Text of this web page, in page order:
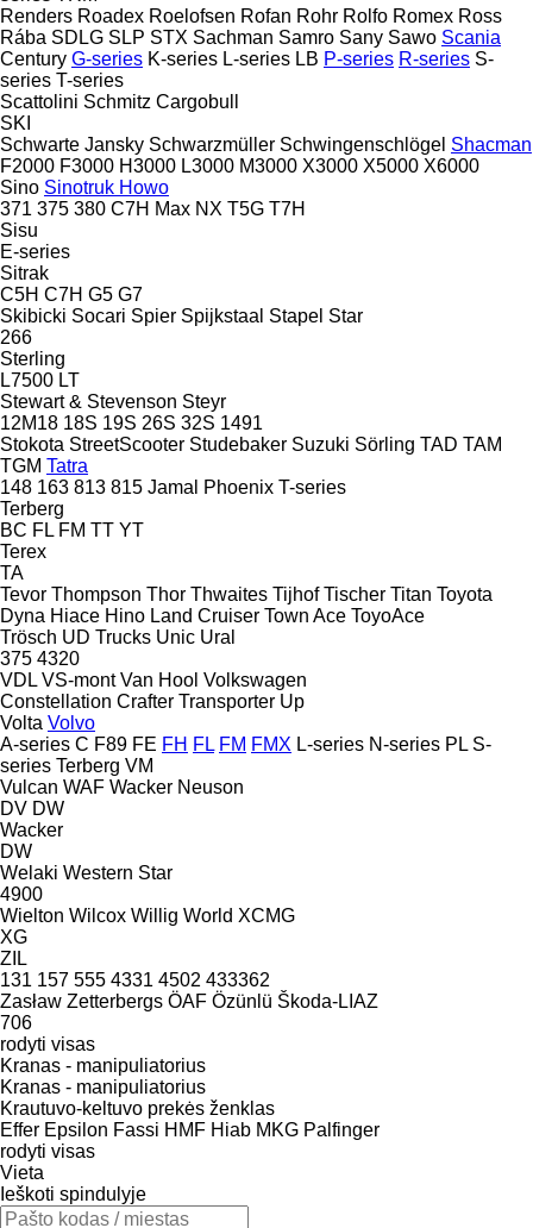
Renders Roadex Roelofsen Rofan Rohr Rolfo Romex Ross
Rába SDLG SLP STX Sachman Samro Sany Sawo Scania
Century G-series K-series L-series LB P-series R-series S-
series T-series
Scattolini Schmitz Cargobull
SKI
Schwarte Jansky Schwarzmüller Schwingenschlögel Shacman
F2000 F3000 H3000 L3000 M3000 X3000 X5000 X6000
Sino Sinotruk Howo
371 375 380 C7H Max NX T5G T7H
Sisu
E-series
Sitrak
C5H C7H G5 G7
Skibicki Socari Spier Spijkstaal Stapel Star
266
Sterling
L7500 LT
Stewart & Stevenson Steyr
12M18 18S 19S 26S 32S 1491
Stokota StreetScooter Studebaker Suzuki Sörling TAD TAM
TGM Tatra
148 163 813 815 Jamal Phoenix T-series
Terberg
BC FL FM TT YT
Terex
TA
Tevor Thompson Thor Thwaites Tijhof Tischer Titan Toyota
Dyna Hiace Hino Land Cruiser Town Ace ToyoAce
Trösch UD Trucks Unic Ural
375 4320
VDL VS-mont Van Hool Volkswagen
Constellation Crafter Transporter Up
Volta Volvo
A-series C F89 FE FH FL FM FMX L-series N-series PL S-
series Terberg VM
Vulcan WAF Wacker Neuson
DV DW
Wacker
DW
Welaki Western Star
4900
Wielton Wilcox Willig World XCMG
XG
ZIL
131 157 555 4331 4502 433362
Zasław Zetterbergs ÖAF Özünlü Škoda-LIAZ
706
rodyti visas
Kranas - manipuliatorius
Kranas - manipuliatorius
Krautuvo-keltuvo prekės ženklas
Effer Epsilon Fassi HMF Hiab MKG Palfinger
rodyti visas
Vieta
Ieškoti spindulyje